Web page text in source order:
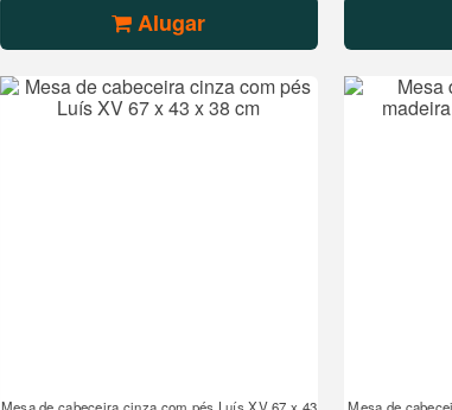
Alugar
Mesa de cabeceira cinza com pés Luís XV 67 x 43
Mesa de